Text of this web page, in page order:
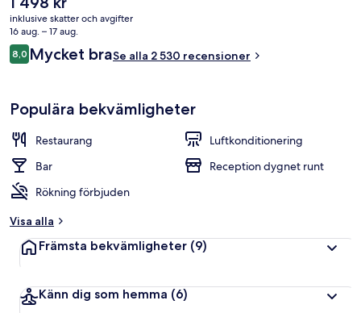
Station (Park Av. S) tar det inte mer än 6 minuter att gå.
nuvarande
priset
är
1 498 kr
inklusive skatter och avgifter
16 aug. – 17 aug.
Recensioner
8,08,0 av 10,
Mycket braSe alla 2 530 recensioner
Populära bekvämligheter
Restaurang
Luftkonditionering
Bar
Reception dygnet runt
Rökning förbjuden
Visa alla
Främsta bekvämligheter (9)
Känn dig som hemma (6)